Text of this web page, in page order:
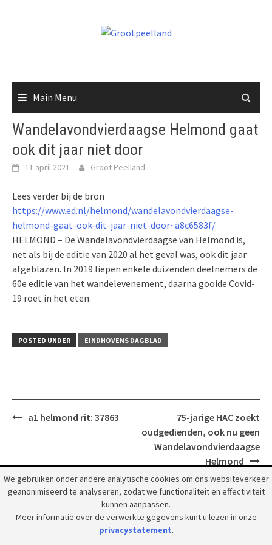
Main Menu
Wandelavondvierdaagse Helmond gaat
ook dit jaar niet door
11 april 2021 Groot Peelland
Lees verder bij de bron
https://www.ed.nl/helmond/wandelavondvierdaagse-
helmond-gaat-ook-dit-jaar-niet-door~a8c6583f/
HELMOND – De Wandelavondvierdaagse van Helmond is,
net als bij de editie van 2020 al het geval was, ook dit jaar
afgeblazen. In 2019 liepen enkele duizenden deelnemers de
60e editie van het wandelevenement, daarna gooide Covid-
19 roet in het eten.
POSTED UNDER EINDHOVENS DAGBLAD
Posta1 helmond rit: 37863
75-jarige HAC zoekt
oudgedienden, ook nu geen
Wandelavondvierdaagse
Helmond
© 2018 Grootpeelland. Alle rechten voorbehouden.
We gebruiken onder andere analytische cookies om ons websiteverkeer
geanonimiseerd te analyseren, zodat we functionaliteit en effectiviteit
kunnen aanpassen.
Meer informatie over de verwerkte gegevens kunt u lezen in onze
privacystatement.